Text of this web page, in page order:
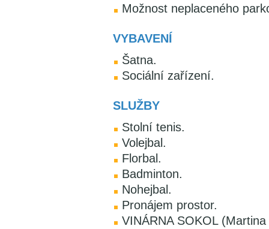
Možnost neplaceného
VYBAVENÍ
Šatna.
Sociální zařízení.
SLUŽBY
Stolní tenis.
Volejbal.
Florbal.
Badminton.
Nohejbal.
Pronájem prostor.
VINÁRNA SOKOL